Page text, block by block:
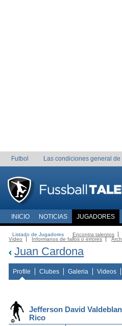
Futbol Las condiciones general
INICIO NOTICIAS JUGADORES
Listado de Jugadores Encontra talentos
Video
Informanos de fallos o errores
Juan Cardona
Profile Clubes Galeria Videos
Jefferson David
Rico